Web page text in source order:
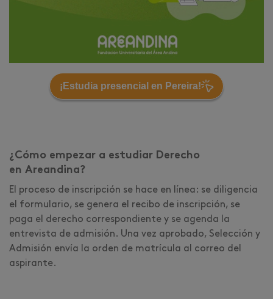
¡Estudia presencial en Pereira!
¿Cómo empezar a estudiar Derecho
en Areandina?
El proceso de inscripción se hace en línea: se diligencia
el formulario, se genera el recibo de inscripción, se
paga el derecho correspondiente y se agenda la
entrevista de admisión. Una vez aprobado, Selección y
Admisión envía la orden de matrícula al correo del
aspirante.